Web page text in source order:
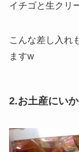
イチゴと生クリ
こんな差し入れ
ますw
2.お土産にい